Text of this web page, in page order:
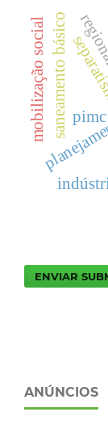
saneamento básico pimc
mobilização social
ENVIAR
ANÚNCIOS